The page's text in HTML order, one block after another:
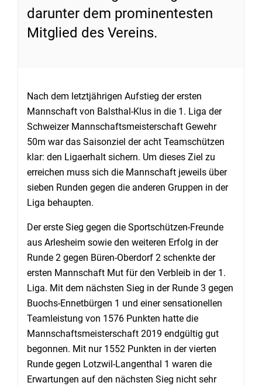
darunter dem prominentesten
Mitglied des Vereins.
Nach dem letztjährigen Aufstieg der ersten
Mannschaft von Balsthal-Klus in die 1. Liga der
Schweizer Mannschaftsmeisterschaft Gewehr
50m war das Saisonziel der acht Teamschützen
klar: den Ligaerhalt sichern. Um dieses Ziel zu
erreichen muss sich die Mannschaft jeweils über
sieben Runden gegen die anderen Gruppen in der
Liga behaupten.
Der erste Sieg gegen die Sportschützen-Freunde
aus Arlesheim sowie den weiteren Erfolg in der
Runde 2 gegen Büren-Oberdorf 2 schenkte der
ersten Mannschaft Mut für den Verbleib in der 1.
Liga. Mit dem nächsten Sieg in der Runde 3 gegen
Buochs-Ennetbürgen 1 und einer sensationellen
Teamleistung von 1576 Punkten hatte die
Mannschaftsmeisterschaft 2019 endgültig gut
begonnen. Mit nur 1552 Punkten in der vierten
Runde gegen Lotzwil-Langenthal 1 waren die
Erwartungen auf den nächsten Sieg nicht sehr